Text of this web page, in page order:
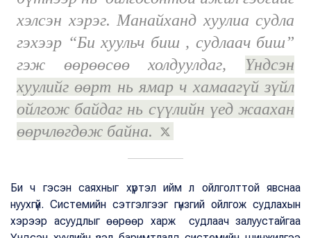
хэлсэн хэрэг. Манайханд хуулиа судла
гэхээр “Би хуульч биш , судлаач биш”
гэж өөрөөсөө холдуулдаг, Үндсэн
хуулийг өөрт нь ямар ч хамаагүй зүйл
ойлгож байдаг нь сүүлийн үед жаахан
өөрчлөгдөж байна.
Би ч гэсэн саяхныг хүртэл ийм л ойлголттой явснаа
нуухгүй. Системийн сэтгэлгээг гүнзгий ойлгож судлахын
хэрээр асуудлыг өөрөөр харж судлаач залуустайгаа